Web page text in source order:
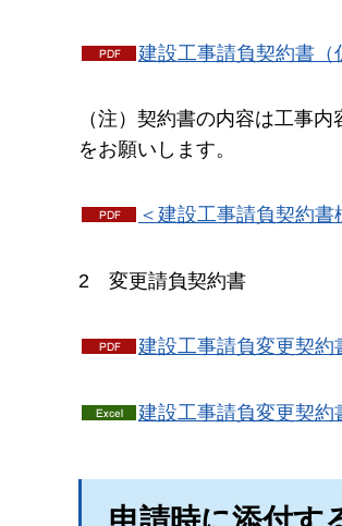
建設工事請負契約書（
（注）契約書の内容は工事
をお願いします。
＜建設工事請負契約書
2 変更請負契約書
建設工事請負変更契約
建設工事請負変更契約